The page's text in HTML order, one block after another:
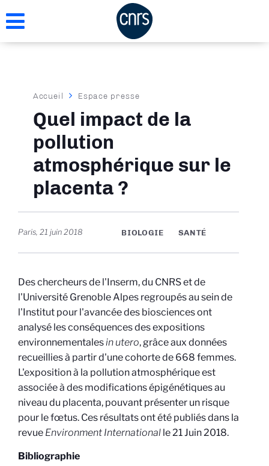
au
Fil
d'Ariane
Accueil Espace presse
Quel impact de la
pollution
atmosphérique sur le
placenta ?
Paris, 21 juin 2018 BIOLOGIE SANTÉ
Des chercheurs de l'Inserm, du CNRS et de
l'Université Grenoble Alpes regroupés au sein de
l'Institut pour l'avancée des biosciences ont
analysé les conséquences des expositions
environnementalesin utero, grâce aux données
recueillies à partir d'une cohorte de 668 femmes.
L'exposition à la pollution atmosphérique est
associée à des modifications épigénétiques au
niveau du placenta, pouvant présenter un risque
pour le fœtus. Ces résultats ont été publiés dans la
revue Environment International le 21 Juin 2018.
Bibliographie